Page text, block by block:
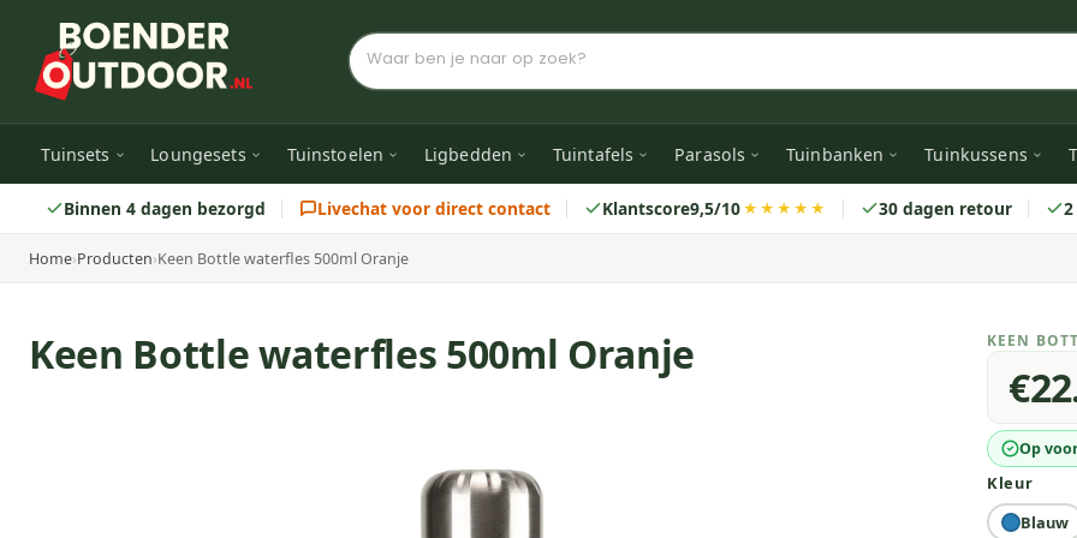
Tuinsets Loungesets Tuinstoelen Ligbedden Tuintafels Parasols Tuinbanken Tuinkussens
Binnen 4 dagen bezorgd Livechat voor direct contact Klantscore9,5/10★★★★★ 30 dagen retour
Home›Producten›Keen Bottle waterfles 500ml Oranje
Keen Bottle waterfles 500ml Oranje KEEN
Op
Kleur
Blauw